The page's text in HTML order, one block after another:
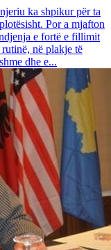
ka shpikur për ta
Por a mjafton
e fortë e fillimit
në plakje të
dhe e...